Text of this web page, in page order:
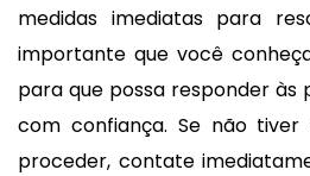
medidas imediatas para
importante que você
para que possa responder às
com confiança. Se não
proceder, contate